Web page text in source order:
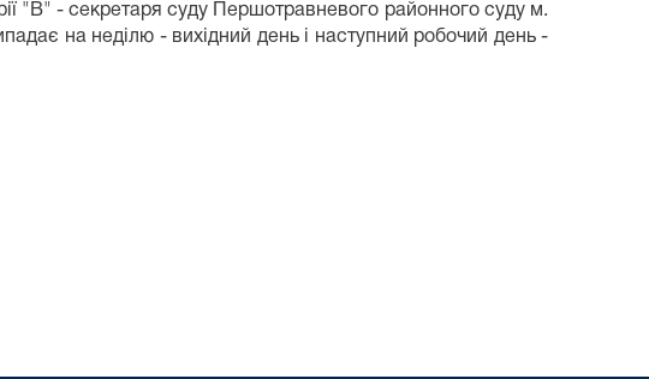
"В" - секретаря суду Першотравневого районного суду м.
на неділю - вихідний день і наступний робочий день -